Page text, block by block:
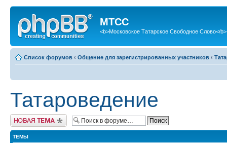
МТСС
<b>Московское Татарское Свободное Слово</b>
Список форумов ‹ Общение для зарегистрированных участников ‹
Татароведение
Новая тема
ТЕМЫ